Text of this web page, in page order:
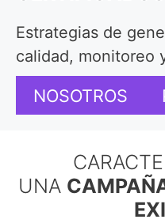
Estrategias de
calidad, monitoreo
NOSOTROS
UNA